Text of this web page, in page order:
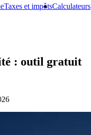
Taxes et impôtsCalculateurs
: outil gratuit